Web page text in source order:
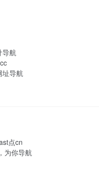
导航
址导航
点cn
为你导航